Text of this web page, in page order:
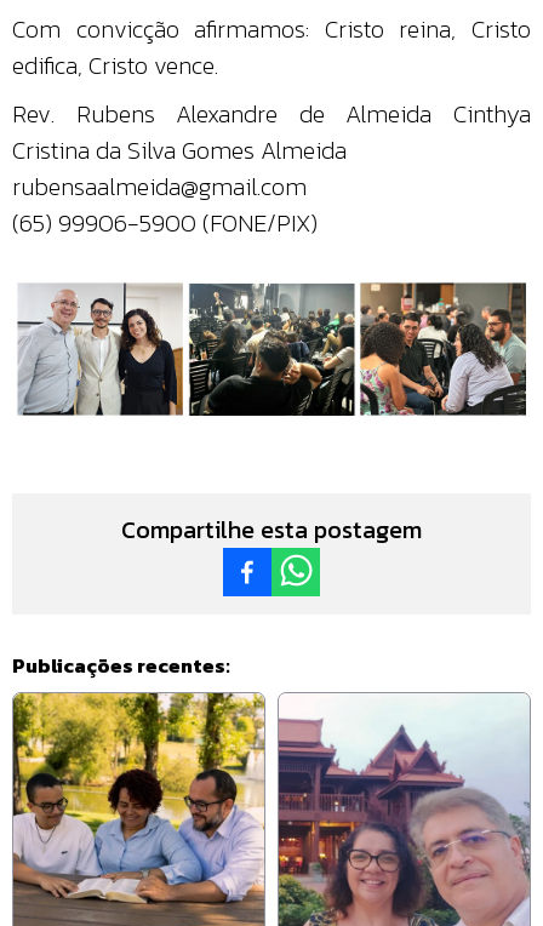
Com convicção afirmamos: Cristo reina, Cristo
edifica, Cristo vence.
Rev. Rubens Alexandre de Almeida Cinthya
Cristina da Silva Gomes Almeida
rubensaalmeida@gmail.com
(65) 99906-5900 (FONE/PIX)
Compartilhe esta postagem
Publicações recentes: